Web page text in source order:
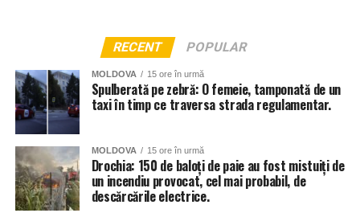
RECENT POPULAR
MOLDOVA 15 ore în urmă
Spulberată pe zebră: O femeie, tamponată de un
taxi în timp ce traversa strada regulamentar.
MOLDOVA 15 ore în urmă
Drochia: 150 de baloți de paie au fost mistuiți de
un incendiu provocat, cel mai probabil, de
descărcările electrice.